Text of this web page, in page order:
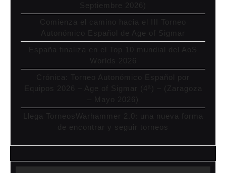
Septiembre 2026)
Comienza el camino hacia el III Torneo
Autonómico Español de Age of Sigmar
España finaliza en el Top 10 mundial del AoS
Worlds 2026
Crónica: Torneo Autonómico Español por
Equipos 2026 – Age of Sigmar (4ª) – (Zaragoza
– Mayo 2026)
Llega TorneosWarhammer 2.0: una nueva forma
de encontrar y seguir torneos